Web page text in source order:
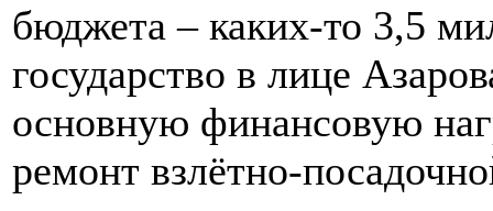
бюджета – каких-то 3,5
государство в лице
основную финансовую
ремонт взлётно-